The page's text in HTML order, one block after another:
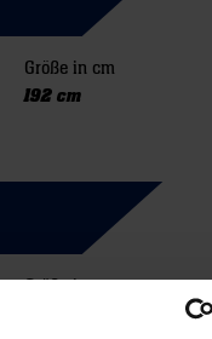
Größe in cm
192 cm